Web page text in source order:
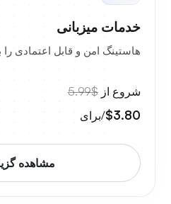
خدمات میزبانی
هاستینگ امن و قابل اعتمادی را
شروع از $5.99
$3.80/برای
مشاهده